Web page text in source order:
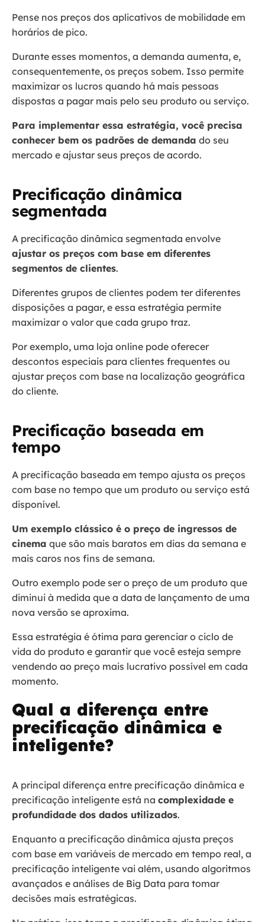
Pense nos preços dos aplicativos de mobilidade em
horários de pico.
Durante esses momentos, a demanda aumenta, e,
consequentemente, os preços sobem. Isso permite
maximizar os lucros quando há mais pessoas
dispostas a pagar mais pelo seu produto ou serviço.
Para implementar essa estratégia, você precisa
conhecer bem os padrões de demanda do seu
mercado e ajustar seus preços de acordo.
Precificação dinâmica
segmentada
A precificação dinâmica segmentada envolve
ajustar os preços com base em diferentes
segmentos de clientes.
Diferentes grupos de clientes podem ter diferentes
disposições a pagar, e essa estratégia permite
maximizar o valor que cada grupo traz.
Por exemplo, uma loja online pode oferecer
descontos especiais para clientes frequentes ou
ajustar preços com base na localização geográfica
do cliente.
Precificação baseada em
tempo
A precificação baseada em tempo ajusta os preços
com base no tempo que um produto ou serviço está
disponível.
Um exemplo clássico é o preço de ingressos de
cinema que são mais baratos em dias da semana e
mais caros nos fins de semana.
Outro exemplo pode ser o preço de um produto que
diminui à medida que a data de lançamento de uma
nova versão se aproxima.
Essa estratégia é ótima para gerenciar o ciclo de
vida do produto e garantir que você esteja sempre
vendendo ao preço mais lucrativo possível em cada
momento.
Qual a diferença entre
precificação dinâmica e
inteligente?
A principal diferença entre precificação dinâmica e
precificação inteligente está na complexidade e
profundidade dos dados utilizados.
Enquanto a precificação dinâmica ajusta preços
com base em variáveis de mercado em tempo real, a
precificação inteligente vai além, usando algoritmos
avançados e análises de Big Data para tomar
decisões mais estratégicas.